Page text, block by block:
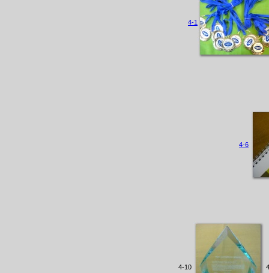
4-1
4-6
4-10